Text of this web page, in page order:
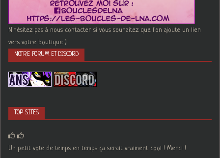
N'hésitez pas à nous contacter si vous souhaitez que l'on ajoute un lien
vers votre boutique :)
NOTRE FORUM ET DISCORD
TOP SITES
Un petit vote de temps en temps ça serait vraiment cool ! Merci !